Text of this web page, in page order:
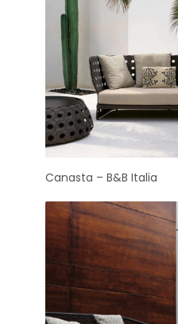
Canasta – B&B Italia